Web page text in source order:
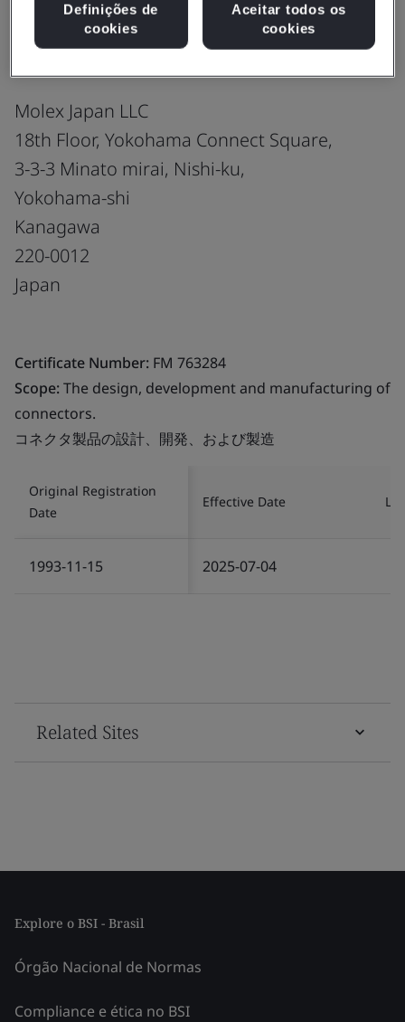
ISO 9001:2015
Molex Japan LLC
18th Floor, Yokohama Connect Square,
3-3-3 Minato mirai, Nishi-ku,
Yokohama-shi
Kanagawa
220-0012
Japan
Certificate Number: FM 763284
Scope:The design, development and manufacturing of
connectors.
コネクタ製品の設計、開発、および製造
Original Registration
Date
Effective Date
1993-11-15 2025-07-04
Related Sites
Explore o BSI - Brasil
Órgão Nacional de Normas
Compliance e ética no BSI
Definições de
cookies
Aceitar todos os
cookies